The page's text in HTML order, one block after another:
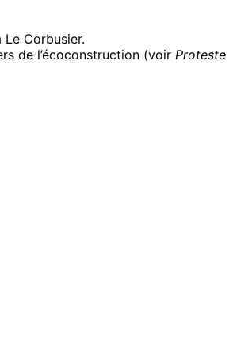
Corbusier.
de l’écoconstruction (voir Proteste